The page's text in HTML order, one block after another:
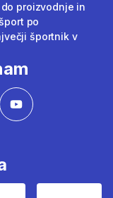
proizvodnje in
po
športnik v